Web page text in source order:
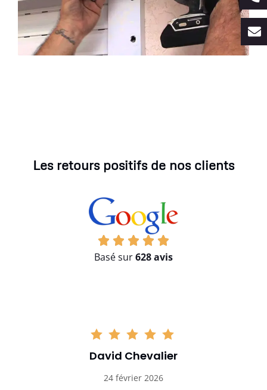
Les retours positifs de nos clients
Basé sur628 avis
David Chevalier
24 février 2026